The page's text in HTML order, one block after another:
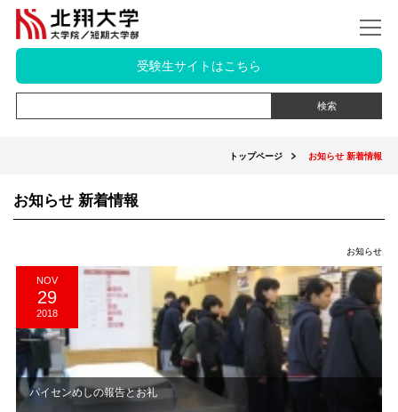
受験生サイトはこちら
トップページ お知らせ 新着情報
お知らせ 新着情報
お知らせ
NOV
29
2018
パイセンめしの報告とお礼